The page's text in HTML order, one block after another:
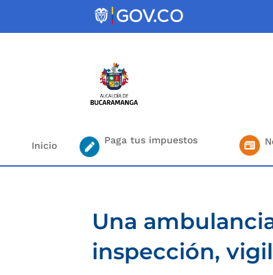
Inicio Paga tus impuestos
Una
inspección,